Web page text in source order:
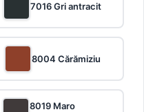
7016 Gri antracit
8004 Cărămiziu
8019 Maro